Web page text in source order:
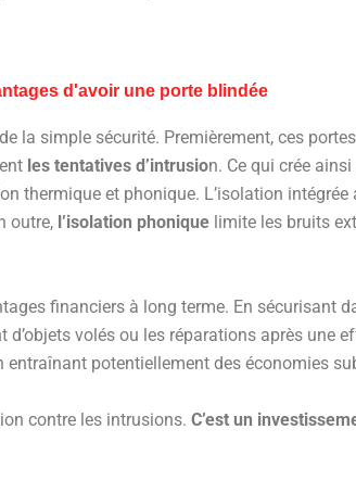
d'avoir une porte blindée
la simple sécurité. Premièrement, ces
les tentatives d’intrusion. Ce qui crée
thermique et phonique. L’isolation
outre, l’isolation phonique limite les bruits
financiers à long terme. En sécurisant
volés ou les réparations après une
potentiellement des économies
contre les intrusions. C’est un